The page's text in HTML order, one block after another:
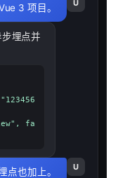
U
3 项目。
埋点并
fa
U
点也加上。